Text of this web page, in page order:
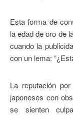
Esta forma de
la edad de oro de
cuando la
con un lema:
La reputación
japoneses con
se sienten